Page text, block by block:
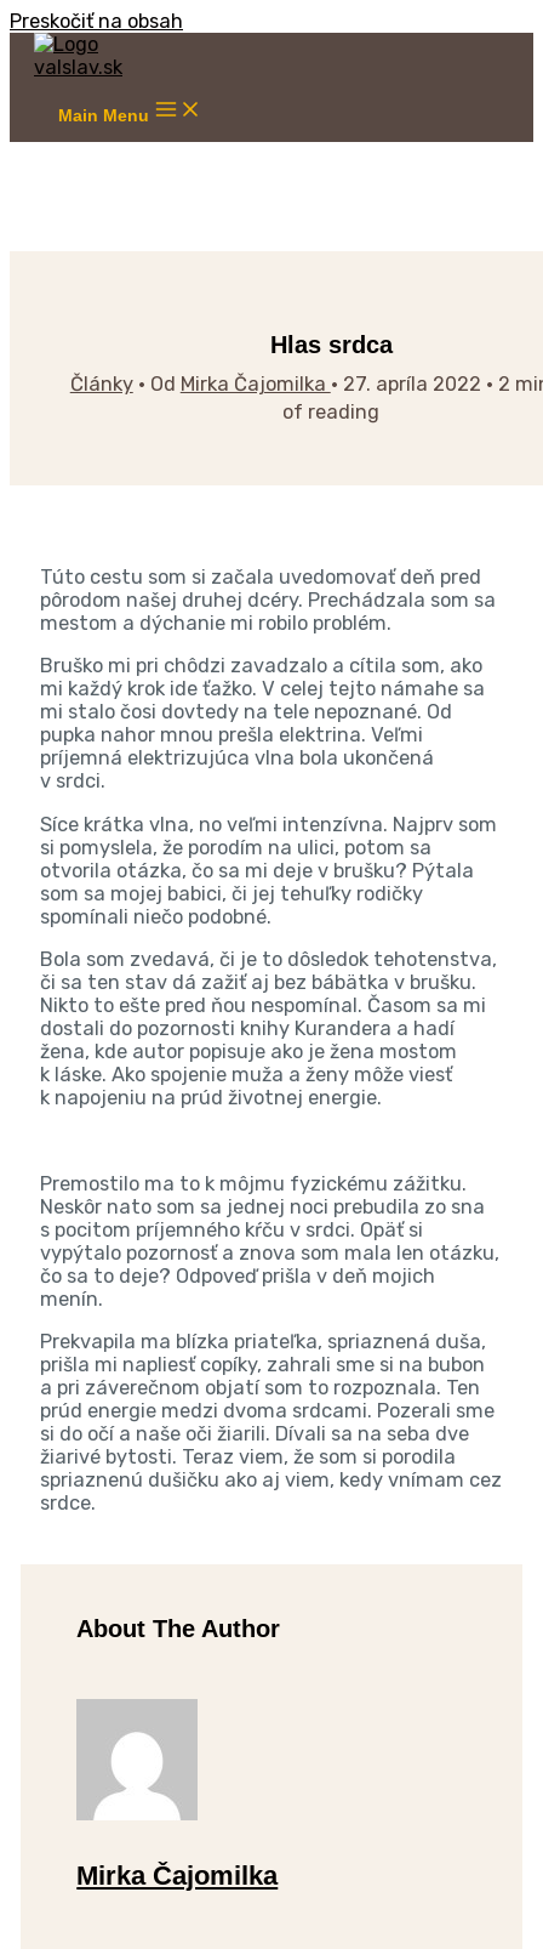
Preskočiť na obsah
Main Menu
Hlas srdca
Články• Od Mirka Čajomilka • 27. apríla 2022 • 2
of reading
Túto cestu som si začala uvedomovať deň pred
pôrodom našej druhej dcéry. Prechádzala som sa
mestom a dýchanie mi robilo problém.
Bruško mi pri chôdzi zavadzalo a cítila som, ako
mi každý krok ide ťažko. V celej tejto námahe sa
mi stalo čosi dovtedy na tele nepoznané. Od
pupka nahor mnou prešla elektrina. Veľmi
príjemná elektrizujúca vlna bola ukončená
v srdci.
Síce krátka vlna, no veľmi intenzívna. Najprv som
si pomyslela, že porodím na ulici, potom sa
otvorila otázka, čo sa mi deje v brušku? Pýtala
som sa mojej babici, či jej tehuľky rodičky
spomínali niečo podobné.
Bola som zvedavá, či je to dôsledok tehotenstva,
či sa ten stav dá zažiť aj bez bábätka v brušku.
Nikto to ešte pred ňou nespomínal. Časom sa mi
dostali do pozornosti knihy Kurandera a hadí
žena, kde autor popisuje ako je žena mostom
k láske. Ako spojenie muža a ženy môže viesť
k napojeniu na prúd životnej energie.
Premostilo ma to k môjmu fyzickému zážitku.
Neskôr nato som sa jednej noci prebudila zo sna
s pocitom príjemného kŕču v srdci. Opäť si
vypýtalo pozornosť a znova som mala len otázku,
čo sa to deje? Odpoveď prišla v deň mojich
menín.
Prekvapila ma blízka priateľka, spriaznená duša,
prišla mi napliesť copíky, zahrali sme si na bubon
a pri záverečnom objatí som to rozpoznala. Ten
prúd energie medzi dvoma srdcami. Pozerali sme
si do očí a naše oči žiarili. Dívali sa na seba dve
žiarivé bytosti. Teraz viem, že som si porodila
spriaznenú dušičku ako aj viem, kedy vnímam cez
srdce.
About The Author
Mirka Čajomilka